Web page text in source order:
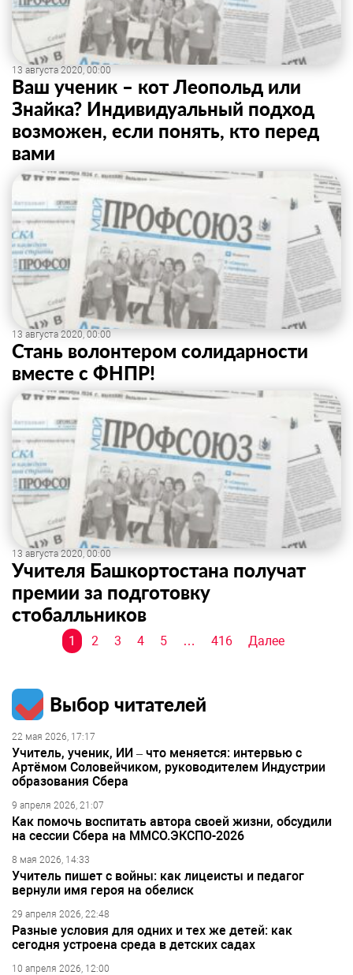
13 августа 2020, 00:00
Ваш ученик – кот Леопольд или
Знайка? Индивидуальный подход
возможен, если понять, кто перед
вами
13 августа 2020, 00:00
Стань волонтером солидарности
вместе с ФНПР!
13 августа 2020, 00:00
Учителя Башкортостана получат
премии за подготовку
стобалльников
Навигация
записям
1 2 3 4 5 … 416 Далее
Выбор читателей
22 мая 2026, 17:17
Учитель, ученик, ИИ – что меняется: интервью с
Артёмом Соловейчиком, руководителем Индустрии
образования Сбера
9 апреля 2026, 21:07
Как помочь воспитать автора своей жизни, обсудили
на сессии Сбера на ММСО.ЭКСПО-2026
8 мая 2026, 14:33
Учитель пишет с войны: как лицеисты и педагог
вернули имя героя на обелиск
29 апреля 2026, 22:48
Разные условия для одних и тех же детей: как
сегодня устроена среда в детских садах
10 апреля 2026, 12:00